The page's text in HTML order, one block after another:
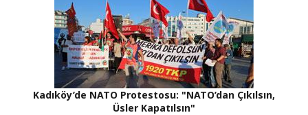
Kadıköy’de NATO Protestosu: "NATO’dan Çıkılsın,
Üsler Kapatılsın"